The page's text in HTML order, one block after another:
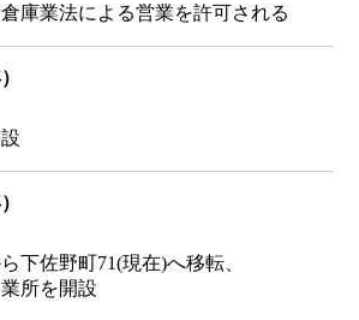
庫業法による営業を許可される
下佐野町71(現在)へ移転、
所を開設